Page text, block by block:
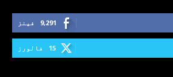
9,291 فینز
15 فالورز